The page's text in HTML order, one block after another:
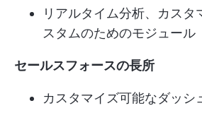
リアルタイム分析、カスタ
スタムのためのモジュール
セールスフォースの長所
カスタマイズ可能なダッシ